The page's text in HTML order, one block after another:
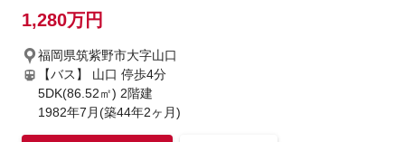
1,280万円
福岡県筑紫野市大字山口
【バス】 山口 停歩4分
5DK(86.52㎡) 2階建
1982年7月(築44年2ヶ月)